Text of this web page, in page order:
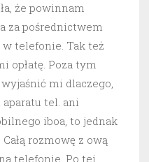
że powinnam
za pośrednictwem
telefonie. Tak też
opłatę. Poza tym
mi dlaczego,
tel. ani
iboa, to jednak
rozmowę z ową
telefonie. Po tej